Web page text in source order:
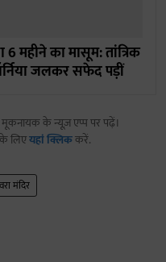
महीने का मासूम: तांत्रिक
जलकर सफेद पड़ीं
के न्यूज़ एप्प पर पढ़ें।
लिएयहां क्लिककरें.
मंदिर